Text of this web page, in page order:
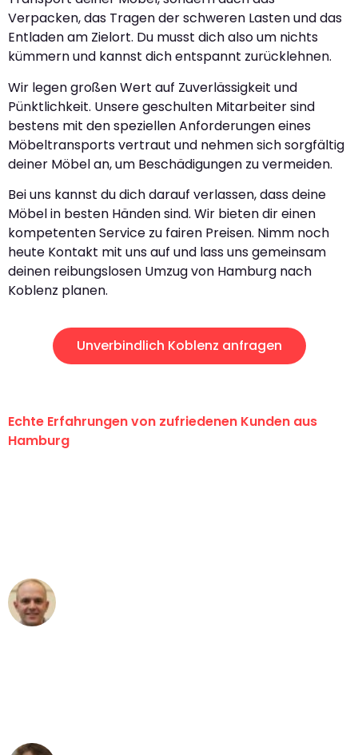
Verpacken, das Tragen der schweren Lasten und das
Entladen am Zielort. Du musst dich also um nichts
kümmern und kannst dich entspannt zurücklehnen.
Wir legen großen Wert auf Zuverlässigkeit und
Pünktlichkeit. Unsere geschulten Mitarbeiter sind
bestens mit den speziellen Anforderungen eines
Möbeltransports vertraut und nehmen sich sorgfältig
deiner Möbel an, um Beschädigungen zu vermeiden.
Bei uns kannst du dich darauf verlassen, dass deine
Möbel in besten Händen sind. Wir bieten dir einen
kompetenten Service zu fairen Preisen. Nimm noch
heute Kontakt mit uns auf und lass uns gemeinsam
deinen reibungslosen Umzug von Hamburg nach
Koblenz planen.
Unverbindlich Koblenz anfragen
Echte Erfahrungen von zufriedenen Kunden aus
Hamburg